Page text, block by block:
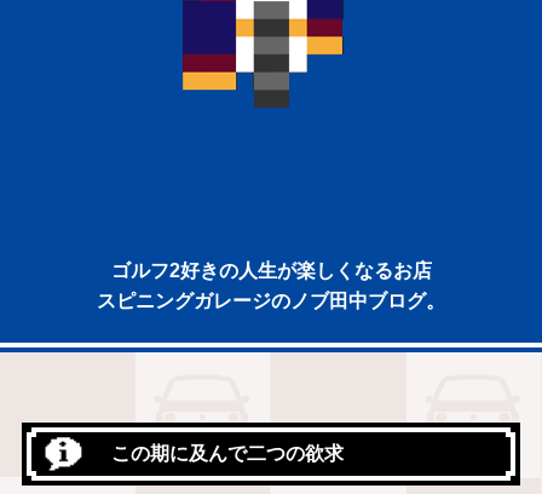
ゴルフ2好きの人生が楽しくなるお店
スピニングガレージのノブ田中ブログ。
この期に及んで二つの欲求